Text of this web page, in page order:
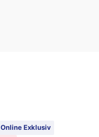
Online Exklusiv